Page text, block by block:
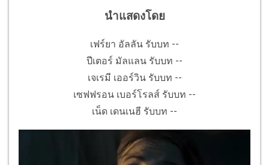
นำแสดงโดย
เฟร์ยา อัลลัน รับบท --
ปีเตอร์ มัลแลน รับบท --
เจเรมี เออร์วิน รับบท --
เซฟฟรอน เบอร์โรลส์ รับบท --
เน็ด เดนเนฮี รับบท --